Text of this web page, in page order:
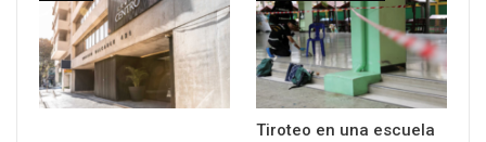
Tiroteo en una escuela